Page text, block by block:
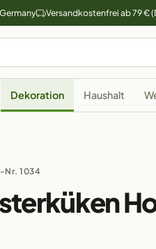
Versandkostenfrei ab 79 €
Dekoration Haushalt
Nr. 1034